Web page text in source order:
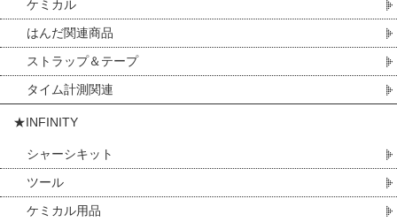
ケミカル
はんだ関連商品
ストラップ＆テープ
タイム計測関連
★INFINITY
シャーシキット
ツール
ケミカル用品